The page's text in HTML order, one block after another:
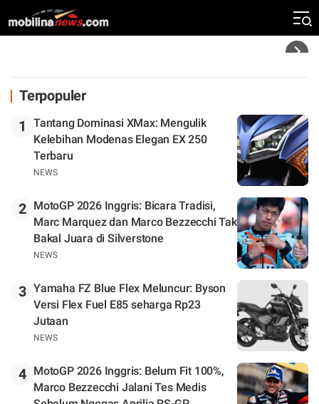
Rekor Kecepatan Silverstone!
Terpopuler
1
Tantang Dominasi XMax: Mengulik
Kelebihan Modenas Elegan EX 250
Terbaru
NEWS
2
MotoGP 2026 Inggris: Bicara Tradisi,
Marc Marquez dan Marco Bezzecchi Tak
Bakal Juara di Silverstone
NEWS
3 Yamaha FZ Blue Flex Meluncur: Byson
Versi Flex Fuel E85 seharga Rp23
Jutaan
NEWS
4
MotoGP 2026 Inggris: Belum Fit 100%,
Marco Bezzecchi Jalani Tes Medis